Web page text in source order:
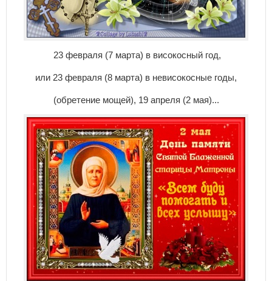
23 февраля (7 марта) в високосный год,
или 23 февраля (8 марта) в невисокосные годы,
(обретение мощей), 19 апреля (2 мая)...